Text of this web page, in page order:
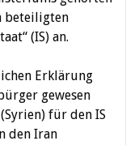
beteiligten
(IS) an.
Erklärung
gewesen
für den IS
den Iran